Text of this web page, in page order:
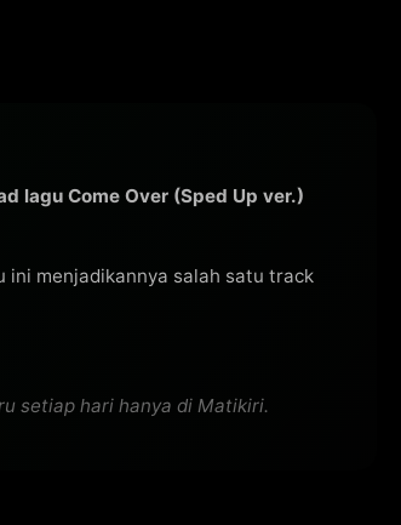
lagu Come Over (Sped Up ver.)
menjadikannya salah satu track
setiap hari hanya di Matikiri.